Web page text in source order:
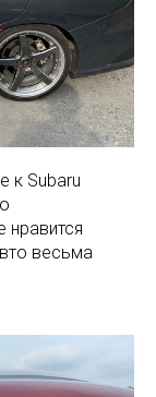
к Subaru
нравится
весьма